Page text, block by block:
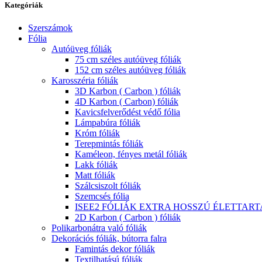
Kategóriák
Szerszámok
Fólia
Autóüveg fóliák
75 cm széles autóüveg fóliák
152 cm széles autóüveg fóliák
Karosszéria fóliák
3D Karbon ( Carbon ) fóliák
4D Karbon ( Carbon) fóliák
Kavicsfelverődést védő fólia
Lámpabúra fóliák
Króm fóliák
Terepmintás fóliák
Kaméleon, fényes metál fóliák
Lakk fóliák
Matt fóliák
Szálcsiszolt fóliák
Szemcsés fólia
ISEE2 FÓLIÁK EXTRA HOSSZÚ
2D Karbon ( Carbon ) fóliák
Polikarbonátra való fóliák
Dekorációs fóliák, bútorra falra
Famintás dekor fóliák
Textilhatású fóliák